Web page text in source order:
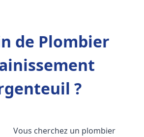
de Plombier
?
Vous cherchez un plombier